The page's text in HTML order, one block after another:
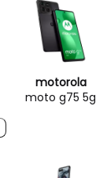
motorola
moto g75 5g